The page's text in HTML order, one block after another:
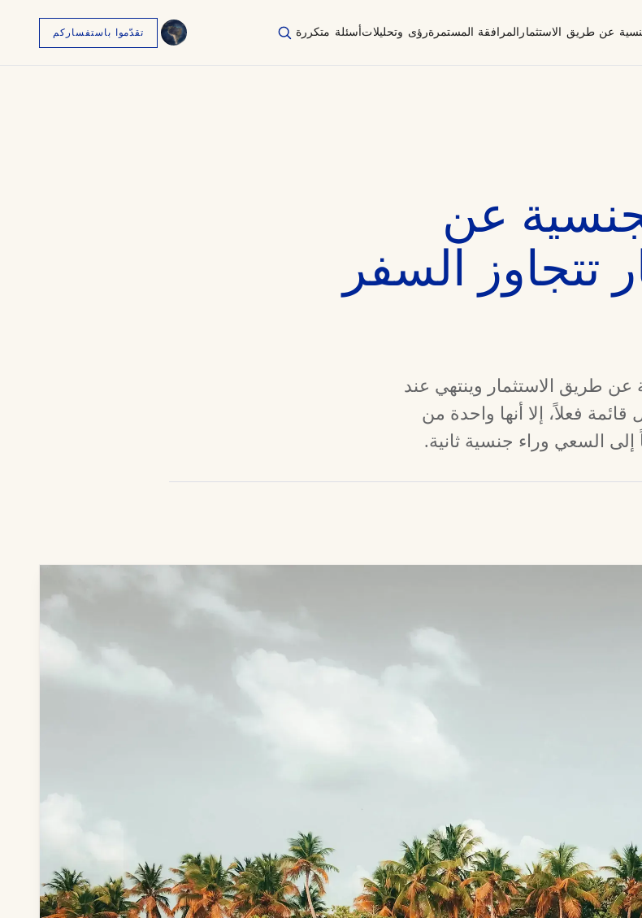
عن طريق الاستثمار المرافقة المستمرةرؤى وتحليلات أسئلة متكررة تقدّموا باستفساركم
عن
تتجاوز السفر
عن طريق الاستثمار وينتهي عند
فعلاً، إلا أنها واحدة من
إلى السعي وراء جنسية ثانية.